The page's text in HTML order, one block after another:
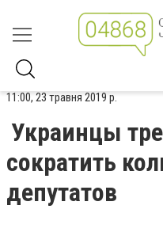
11:00, 23 травня 2019 р.
Украинцы
сократить
депутатов